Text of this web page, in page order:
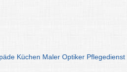
Küchen Maler Optiker Pflegedienst